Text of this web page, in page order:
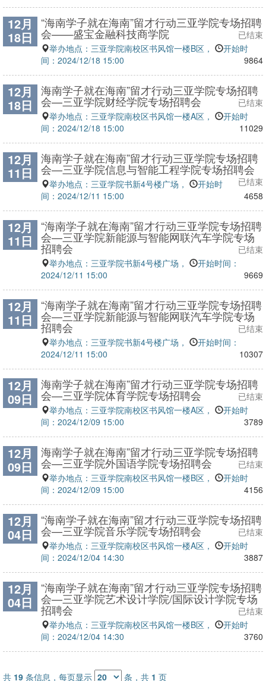
12月
18日
“海南学子就在海南”留才行动三亚学院专场招聘
会——盛宝金融科技商学院 已结束
举办地点：三亚学院南校区书风馆一楼B区，
开始时
间：2024/12/18 15:00
9864
12月
18日
海南学子就在海南”留才行动三亚学院专场招聘
会—三亚学院财经学院专场招聘会 已结束
举办地点：三亚学院南校区书风馆一楼A区，
开始时
间：2024/12/18 15:00
11029
12月
11日
海南学子就在海南”留才行动三亚学院专场招聘
会—三亚学院信息与智能工程学院专场招聘会
已结束
举办地点：三亚学院书新4号楼广场，
开始时
间：2024/12/11 15:00
4658
12月
11日
“海南学子就在海南”留才行动三亚学院专场招聘
会—三亚学院新能源与智能网联汽车学院专场
招聘会 已结束
举办地点：三亚学院书新4号楼广场，
开始时间：
2024/12/11 15:00
9669
12月
11日
“海南学子就在海南”留才行动三亚学院专场招聘
会—三亚学院新能源与智能网联汽车学院专场
招聘会 已结束
举办地点：三亚学院书新4号楼广场，
开始时间：
2024/12/11 15:00
10307
12月
09日
海南学子就在海南”留才行动三亚学院专场招聘
会—三亚学院体育学院专场招聘会 已结束
举办地点：三亚学院南校区书风馆一楼A区，
开始时
间：2024/12/09 15:00
3789
12月
09日
海南学子就在海南”留才行动三亚学院专场招聘
会—三亚学院外国语学院专场招聘会 已结束
举办地点：三亚学院南校区书风馆一楼B区，
开始时
间：2024/12/09 15:00
4156
12月
04日
“海南学子就在海南”留才行动三亚学院专场招聘
会—三亚学院音乐学院专场招聘会 已结束
举办地点：三亚学院南校区书风馆一楼A区，
开始时
间：2024/12/04 14:30
3887
12月
04日
“海南学子就在海南”留才行动三亚学院专场招聘
会—三亚学院艺术设计学院/国际设计学院专场
招聘会 已结束
举办地点：三亚学院南校区书风馆一楼B区，
开始时
间：2024/12/04 14:30
3760
共 19 条信息，每页显示 条，共 1 页